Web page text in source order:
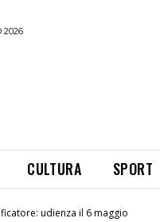
2026
CULTURA SPORT
udienza il 6 maggio